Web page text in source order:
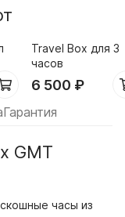
Travel Box для 3
часов
6 500 ₽
Гарантия
GMT
часы из